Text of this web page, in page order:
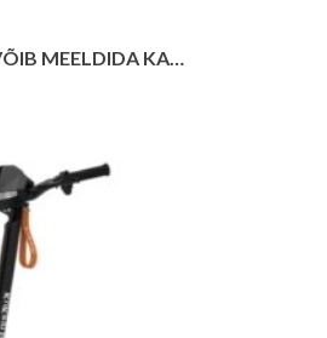
MEELDIDA KA…